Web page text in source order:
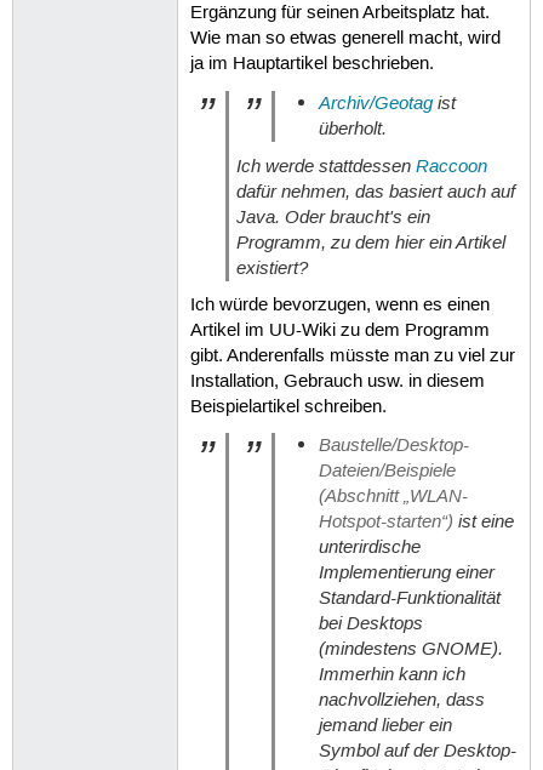
Ergänzung für seinen Arbeitsplatz hat.
Wie man so etwas generell macht, wird
ja im Hauptartikel beschrieben.
Archiv/Geotagist
überholt.
Ich werde stattdessen Raccoon
dafür nehmen, das basiert auch auf
Java. Oder braucht's ein
Programm, zu dem hier ein Artikel
existiert?
Ich würde bevorzugen, wenn es einen
Artikel im UU-Wiki zu dem Programm
gibt. Anderenfalls müsste man zu viel zur
Installation, Gebrauch usw. in diesem
Beispielartikel schreiben.
Baustelle/Desktop-
Dateien/Beispiele
(Abschnitt „WLAN-
Hotspot-starten“) ist eine
unterirdische
Implementierung einer
Standard-Funktionalität
bei Desktops
(mindestens GNOME).
Immerhin kann ich
nachvollziehen, dass
jemand lieber ein
Symbol auf der Desktop-